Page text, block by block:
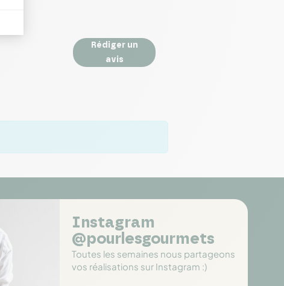
Rédiger un
avis
Instagram
@pourlesgourmets
Toutes les semaines nous partageons
vos réalisations sur Instagram :)